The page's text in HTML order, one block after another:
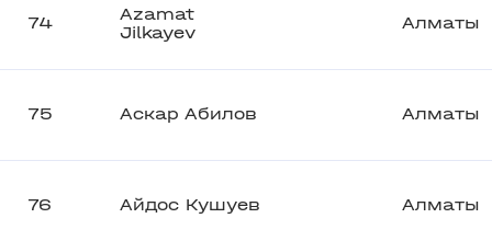
74
Azamat
Jilkayev
Алматы
75 Аскар Абилов Алматы
76 Айдос Кушуев Алматы